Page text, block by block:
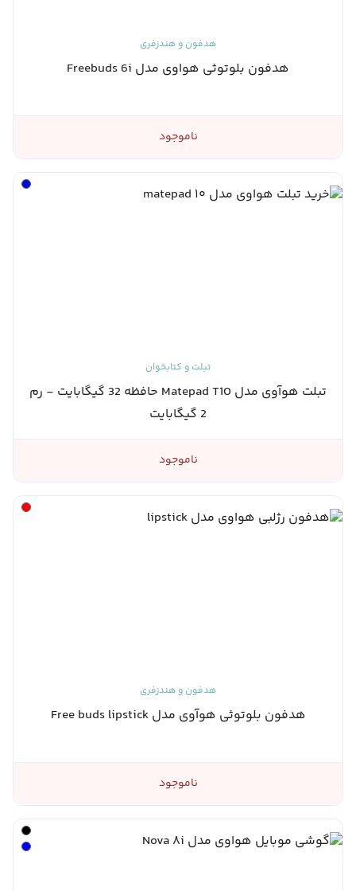
هدفون و هندزفری
هدفون بلوتوثی هواوی مدل Freebuds 6i
ناموجود
تبلت و کتابخوان
تبلت هوآوی مدل Matepad T10 حافظه 32 گیگابایت - رم
2 گیگابایت
ناموجود
هدفون و هندزفری
هدفون بلوتوثی هوآوی مدل Free buds lipstick
ناموجود